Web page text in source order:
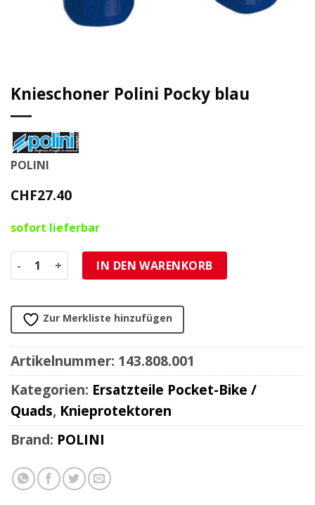
Knieschoner Polini Pocky blau
POLINI
CHF27.40
sofort lieferbar
Knieschoner Polini Pocky blau Menge
IN DEN WARENKORB
Zur Merkliste hinzufügen
Artikelnummer: 143.808.001
Kategorien: Ersatzteile Pocket-Bike /
Quads, Knieprotektoren
Brand: POLINI